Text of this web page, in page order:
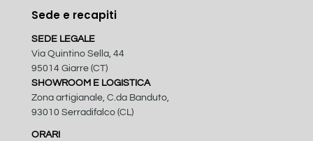
Sede e recapiti
SEDE LEGALE
Via Quintino Sella, 44
95014 Giarre (CT)
SHOWROOM E LOGISTICA
Zona artigianale, C.da Banduto,
93010 Serradifalco (CL)
ORARI